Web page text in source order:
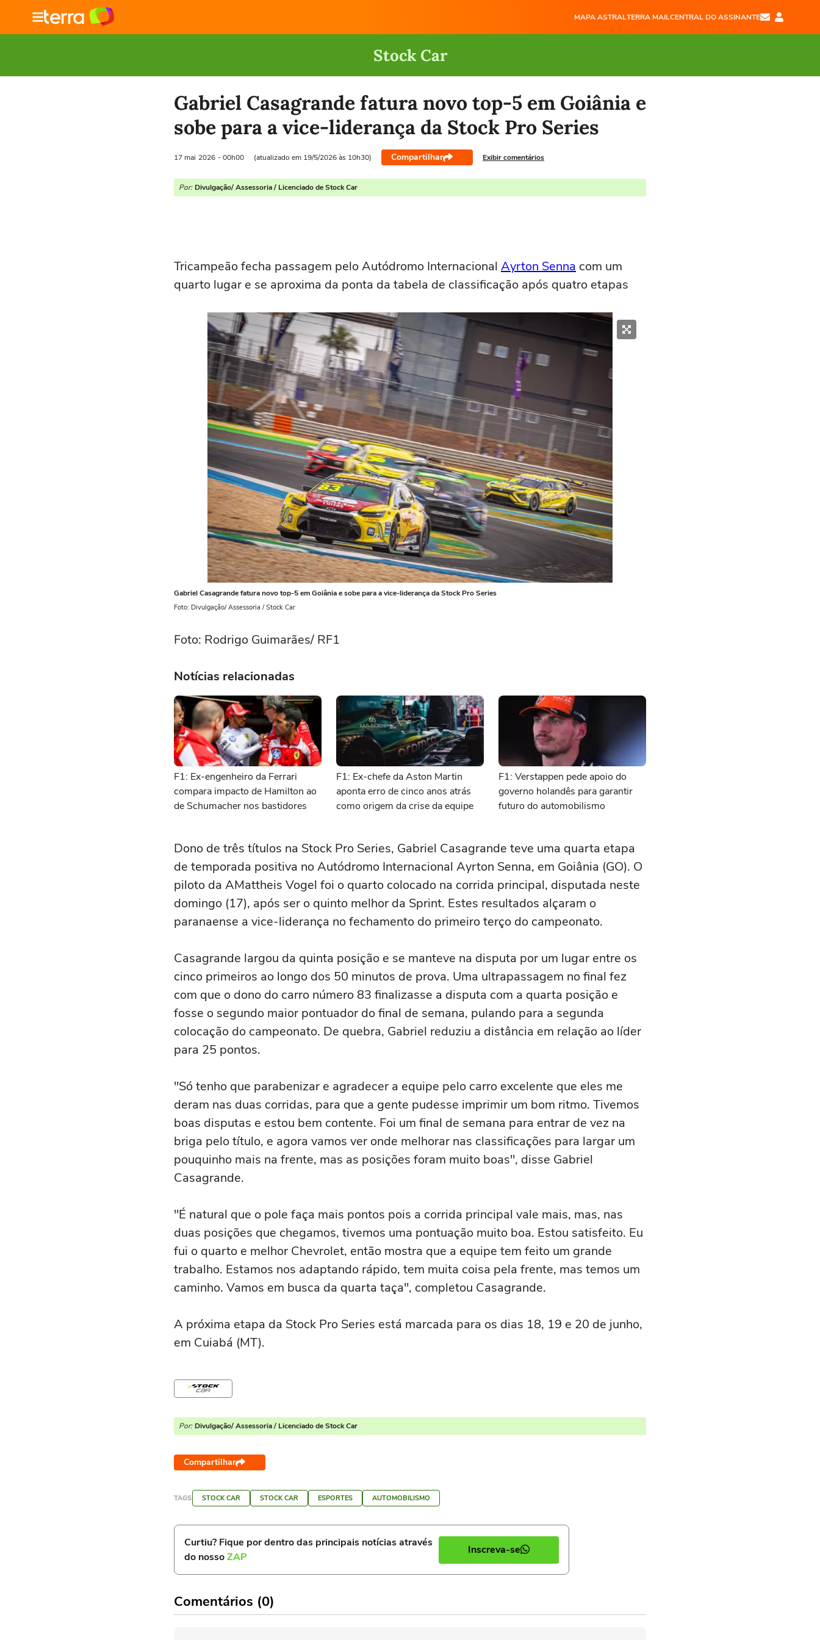
MAPA ASTRALTERRA MAILCENTRAL DO ASSINANTE
Stock Car
Gabriel Casagrande fatura novo top-5 em Goiânia e
sobe para a vice-liderança da Stock Pro Series
17 mai 2026 - 00h00 (atualizado em 19/5/2026 às 10h30) Compartilhar Exibir comentários
Por: Divulgação/ Assessoria / Licenciado de Stock Car
Tricampeão fecha passagem pelo Autódromo Internacional Ayrton Senna com um
quarto lugar e se aproxima da ponta da tabela de classificação após quatro etapas
Gabriel Casagrande fatura novo top-5 em Goiânia e sobe para a vice-liderança da Stock Pro Series
Foto: Divulgação/ Assessoria / Stock Car
Foto: Rodrigo Guimarães/ RF1
Notícias relacionadas
F1: Ex-engenheiro da Ferrari
compara impacto de Hamilton ao
de Schumacher nos bastidores
F1: Ex-chefe da Aston Martin
aponta erro de cinco anos atrás
como origem da crise da equipe
F1: Verstappen pede apoio do
governo holandês para garantir
futuro do automobilismo
Dono de três títulos na Stock Pro Series, Gabriel Casagrande teve uma quarta etapa
de temporada positiva no Autódromo Internacional Ayrton Senna, em Goiânia (GO). O
piloto da AMattheis Vogel foi o quarto colocado na corrida principal, disputada neste
domingo (17), após ser o quinto melhor da Sprint. Estes resultados alçaram o
paranaense a vice-liderança no fechamento do primeiro terço do campeonato.
Casagrande largou da quinta posição e se manteve na disputa por um lugar entre os
cinco primeiros ao longo dos 50 minutos de prova. Uma ultrapassagem no final fez
com que o dono do carro número 83 finalizasse a disputa com a quarta posição e
fosse o segundo maior pontuador do final de semana, pulando para a segunda
colocação do campeonato. De quebra, Gabriel reduziu a distância em relação ao líder
para 25 pontos.
"Só tenho que parabenizar e agradecer a equipe pelo carro excelente que eles me
deram nas duas corridas, para que a gente pudesse imprimir um bom ritmo. Tivemos
boas disputas e estou bem contente. Foi um final de semana para entrar de vez na
briga pelo título, e agora vamos ver onde melhorar nas classificações para largar um
pouquinho mais na frente, mas as posições foram muito boas", disse Gabriel
Casagrande.
"É natural que o pole faça mais pontos pois a corrida principal vale mais, mas, nas
duas posições que chegamos, tivemos uma pontuação muito boa. Estou satisfeito. Eu
fui o quarto e melhor Chevrolet, então mostra que a equipe tem feito um grande
trabalho. Estamos nos adaptando rápido, tem muita coisa pela frente, mas temos um
caminho. Vamos em busca da quarta taça", completou Casagrande.
A próxima etapa da Stock Pro Series está marcada para os dias 18, 19 e 20 de junho,
em Cuiabá (MT).
Por: Divulgação/ Assessoria / Licenciado de Stock Car
Compartilhar
TAGS STOCK CAR STOCK CAR ESPORTES AUTOMOBILISMO
Curtiu? Fique por dentro das principais notícias através
do nossoZAP
Inscreva-se
Comentários (0)